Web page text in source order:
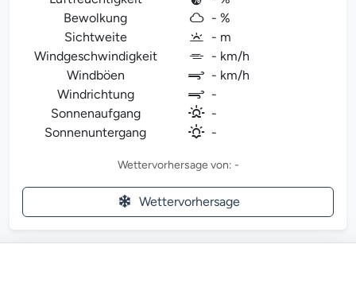
Bewolkung
- %
Sichtweite
- m
Windgeschwindigkeit
- km/h
Windböen
- km/h
Windrichtung
-
Sonnenaufgang
-
Sonnenuntergang
-
Wettervorhersage von: -
Wettervorhersage